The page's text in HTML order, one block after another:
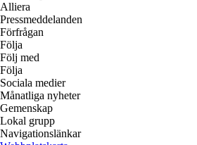
Alliera
Pressmeddelanden
Förfrågan
Följa
Följ med
Följa
Sociala medier
Månatliga nyheter
Gemenskap
Lokal grupp
Navigationslänkar